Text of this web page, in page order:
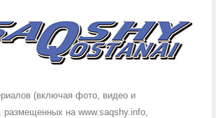
(включая фото, видео и
на www.saqshy.info,